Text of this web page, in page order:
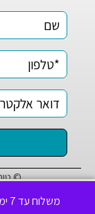
משלוח עד 7 ימי עסקים (ייתכנו עיכובים בזמני האספקה)
©
הגלישה